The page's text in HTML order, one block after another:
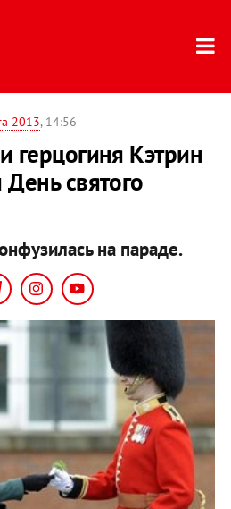
2013, 14:56
герцогиня Кэтрин
святого
на параде.